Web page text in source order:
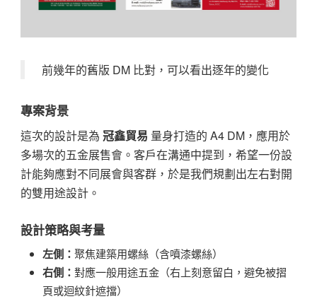
前幾年的舊版 DM 比對，可以看出逐年的變化
專案背景
這次的設計是為冠鑫貿易 量身打造的 A4 DM，應用於
多場次的五金展售會。客戶在溝通中提到，希望一份設
計能夠應對不同展會與客群，於是我們規劃出左右對開
的雙用途設計。
設計策略與考量
左側： 聚焦建築用螺絲（含噴漆螺絲）
右側： 對應一般用途五金（右上刻意留白，避免被摺
頁或迴紋針遮擋）